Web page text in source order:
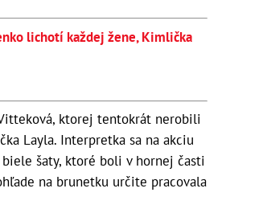
lichotí každej žene, Kimlička
ktorej tentokrát nerobili
Layla. Interpretka sa na akciu
šaty, ktoré boli v hornej časti
na brunetku určite pracovala